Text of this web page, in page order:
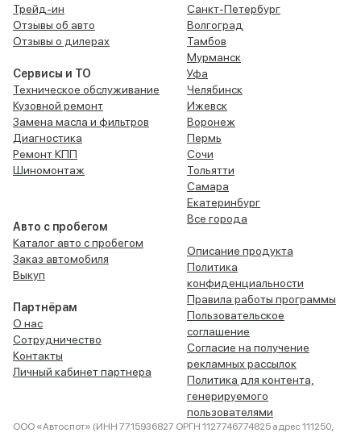
Трейд-ин
Отзывы об авто
Отзывы о дилерах
Сервисы и ТО
Техническое обслуживание
Кузовной ремонт
Замена масла и фильтров
Диагностика
Ремонт КПП
Шиномонтаж
Авто с пробегом
Каталог авто с пробегом
Заказ автомобиля
Выкуп
Партнёрам
О нас
Сотрудничество
Контакты
Личный кабинет партнера
Санкт-Петербург
Волгоград
Тамбов
Мурманск
Уфа
Челябинск
Ижевск
Воронеж
Пермь
Сочи
Тольятти
Самара
Екатеринбург
Все города
Описание продукта
Политика
конфиденциальности
Правила работы программы
Пользовательское
соглашение
Согласие на получение
рекламных рассылок
Политика для контента,
генерируемого
пользователями
ООО «Автоспот» (ИНН 7715936827 ОРГН 1127746774825 адрес 111250,